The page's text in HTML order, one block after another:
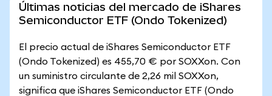
Últimas noticias del mercado de iShares
Semiconductor ETF (Ondo Tokenized)
El precio actual de iShares Semiconductor ETF
(Ondo Tokenized) es 455,70 € por SOXXon. Con
un suministro circulante de 2,26 mil SOXXon,
significa que iShares Semiconductor ETF (Ondo